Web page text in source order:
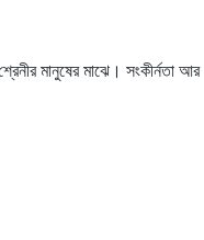
মানুষের মাঝে। সংকীর্নতা আর